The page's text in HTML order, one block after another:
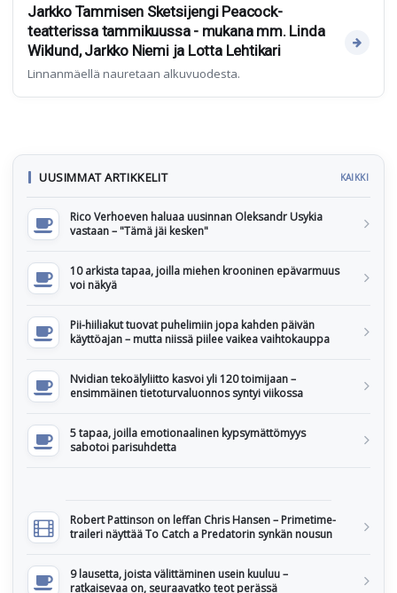
Jarkko Tammisen Sketsijengi Peacock-
teatterissa tammikuussa - mukana mm. Linda
Wiklund, Jarkko Niemi ja Lotta Lehtikari
Linnanmäellä nauretaan alkuvuodesta.
UUSIMMAT ARTIKKELIT KAIKKI
Rico Verhoeven haluaa uusinnan Oleksandr Usykia
vastaan – "Tämä jäi kesken"
10 arkista tapaa, joilla miehen krooninen epävarmuus
voi näkyä
Pii-hiiliakut tuovat puhelimiin jopa kahden päivän
käyttöajan – mutta niissä piilee vaikea vaihtokauppa
Nvidian tekoälyliitto kasvoi yli 120 toimijaan –
ensimmäinen tietoturvaluonnos syntyi viikossa
5 tapaa, joilla emotionaalinen kypsymättömyys
sabotoi parisuhdetta
Robert Pattinson on leffan Chris Hansen – Primetime-
traileri näyttää To Catch a Predatorin synkän nousun
9 lausetta, joista välittäminen usein kuuluu –
ratkaisevaa on, seuraavatko teot perässä